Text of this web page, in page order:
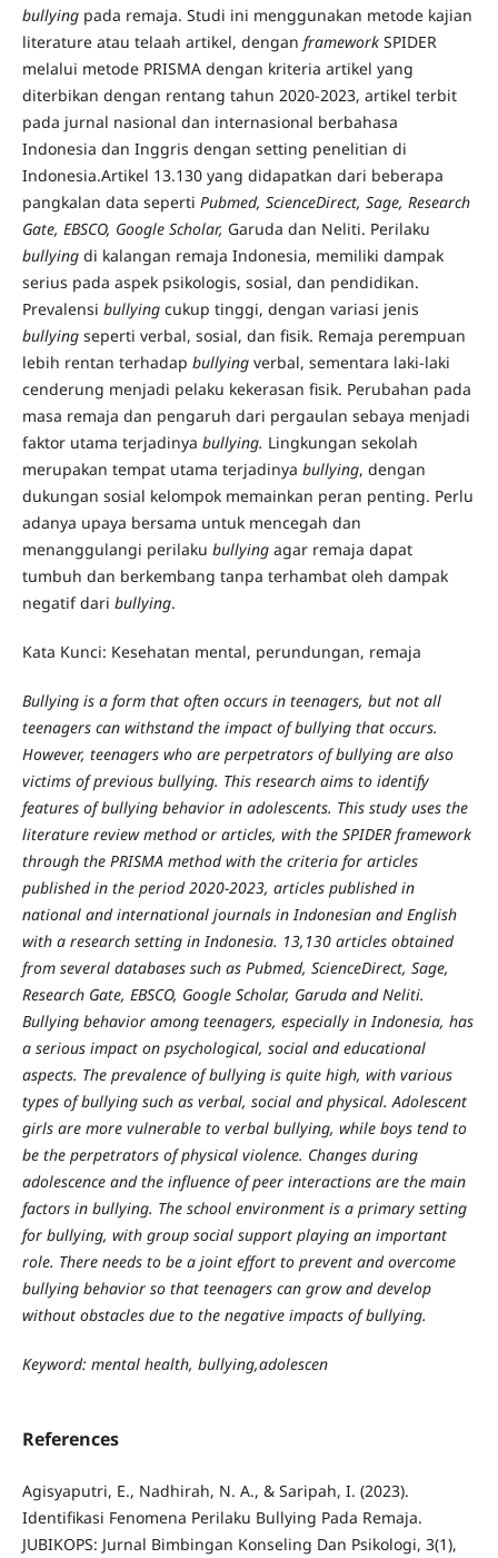
bullyingpada remaja. Studi ini menggunakan metode kajian
literature atau telaah artikel, dengan frameworkSPIDER
melalui metode PRISMA dengan kriteria artikel yang
diterbikan dengan rentang tahun 2020-2023, artikel terbit
pada jurnal nasional dan internasional berbahasa
Indonesia dan Inggris dengan setting penelitian di
Indonesia.Artikel 13.130 yang didapatkan dari beberapa
pangkalan data seperti Pubmed, ScienceDirect, Sage, Research
Gate, EBSCO, Google Scholar, Garuda dan Neliti. Perilaku
bullying di kalangan remaja Indonesia, memiliki dampak
serius pada aspek psikologis, sosial, dan pendidikan.
Prevalensi bullyingcukup tinggi, dengan variasi jenis
bullyingseperti verbal, sosial, dan fisik. Remaja perempuan
lebih rentan terhadap bullyingverbal, sementara laki-laki
cenderung menjadi pelaku kekerasan fisik. Perubahan pada
masa remaja dan pengaruh dari pergaulan sebaya menjadi
faktor utama terjadinya bullying. Lingkungan sekolah
merupakan tempat utama terjadinya bullying, dengan
dukungan sosial kelompok memainkan peran penting. Perlu
adanya upaya bersama untuk mencegah dan
menanggulangi perilaku bullyingagar remaja dapat
tumbuh dan berkembang tanpa terhambat oleh dampak
negatif dari bullying.
Kata Kunci: Kesehatan mental, perundungan, remaja
Bullying is a form that often occurs in teenagers, but not all
teenagers can withstand the impact of bullying that occurs.
However, teenagers who are perpetrators of bullying are also
victims of previous bullying. This research aims to identify
features of bullying behavior in adolescents. This study uses the
literature review method or articles, with the SPIDER framework
through the PRISMA method with the criteria for articles
published in the period 2020-2023, articles published in
national and international journals in Indonesian and English
with a research setting in Indonesia. 13,130 articles obtained
from several databases such as Pubmed, ScienceDirect, Sage,
Research Gate, EBSCO, Google Scholar, Garuda and Neliti.
Bullying behavior among teenagers, especially in Indonesia, has
a serious impact on psychological, social and educational
aspects. The prevalence of bullying is quite high, with various
types of bullying such as verbal, social and physical. Adolescent
girls are more vulnerable to verbal bullying, while boys tend to
be the perpetrators of physical violence. Changes during
adolescence and the influence of peer interactions are the main
factors in bullying. The school environment is a primary setting
for bullying, with group social support playing an important
role. There needs to be a joint effort to prevent and overcome
bullying behavior so that teenagers can grow and develop
without obstacles due to the negative impacts of bullying.
Keyword: mental health, bullying,adolescen
References
Agisyaputri, E., Nadhirah, N. A., & Saripah, I. (2023).
Identifikasi Fenomena Perilaku Bullying Pada Remaja.
JUBIKOPS: Jurnal Bimbingan Konseling Dan Psikologi, 3(1),